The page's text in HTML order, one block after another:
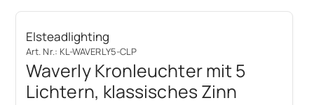
Elsteadlighting
Art. Nr.: KL-WAVERLY5-CLP
Waverly Kronleuchter mit 5
Lichtern, klassisches Zinn